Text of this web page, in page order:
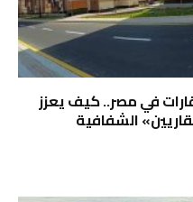
في مصر.. كيف يعزز
الشفافية